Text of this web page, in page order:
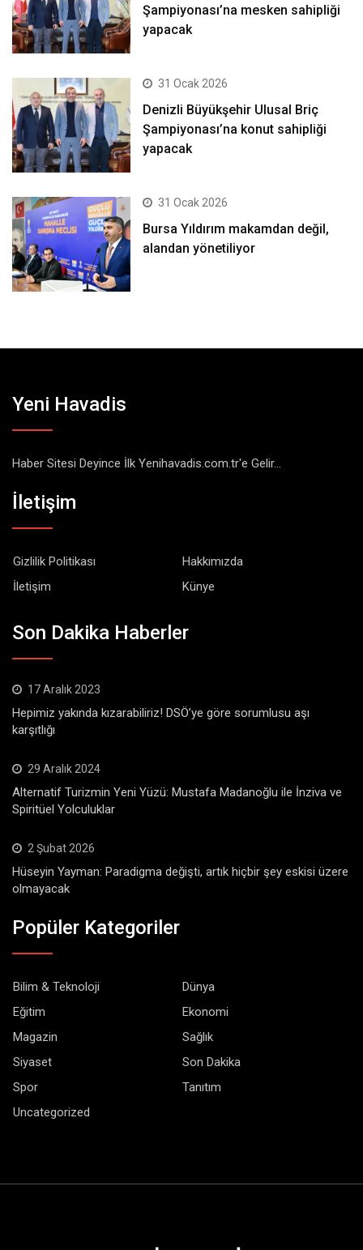
Şampiyonası’na mesken sahipliği
yapacak
31 Ocak 2026
Denizli Büyükşehir Ulusal Briç
Şampiyonası’na konut sahipliği
yapacak
31 Ocak 2026
Bursa Yıldırım makamdan değil,
alandan yönetiliyor
Yeni Havadis
Haber Sitesi Deyince İlk Yenihavadis.com.tr'e Gelir...
İletişim
Gizlilik Politikası
Hakkımızda
İletişim
Künye
Son Dakika Haberler
17 Aralık 2023
Hepimiz yakında kızarabiliriz! DSÖ’ye göre sorumlusu aşı
karşıtlığı
29 Aralık 2024
Alternatif Turizmin Yeni Yüzü: Mustafa Madanoğlu ile İnziva ve
Spiritüel Yolculuklar
2 Şubat 2026
Hüseyin Yayman: Paradigma değişti, artık hiçbir şey eskisi üzere
olmayacak
Popüler Kategoriler
Bilim & Teknoloji
Dünya
Eğitim
Ekonomi
Magazin
Sağlık
Siyaset
Son Dakika
Spor
Tanıtım
Uncategorized